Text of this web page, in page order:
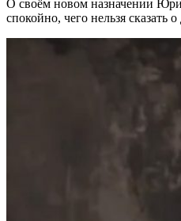
О своём новом назначении
спокойно, чего нельзя сказать